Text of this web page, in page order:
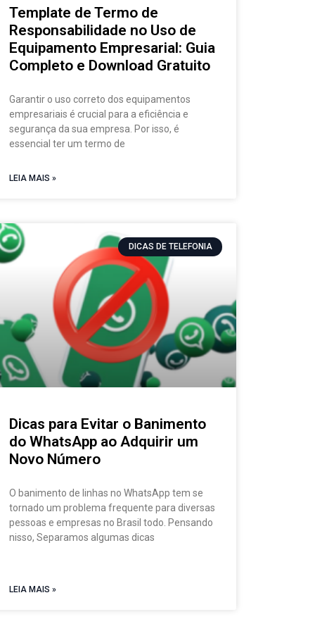
Template de Termo de
Responsabilidade no Uso de
Equipamento Empresarial: Guia
Completo e Download Gratuito
Garantir o uso correto dos equipamentos
empresariais é crucial para a eficiência e
segurança da sua empresa. Por isso, é
essencial ter um termo de
LEIA MAIS »
DICAS DE TELEFONIA
Dicas para Evitar o Banimento
do WhatsApp ao Adquirir um
Novo Número
O banimento de linhas no WhatsApp tem se
tornado um problema frequente para diversas
pessoas e empresas no Brasil todo. Pensando
nisso, Separamos algumas dicas
LEIA MAIS »